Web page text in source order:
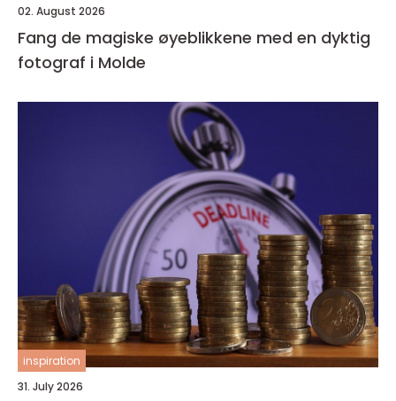
02. August 2026
Fang de magiske øyeblikkene med en dyktig
fotograf i Molde
inspiration
31. July 2026